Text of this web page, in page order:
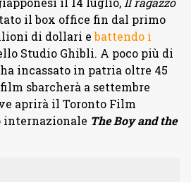
il box office fin dal primo
di dollari ebattendo i
Studio Ghibli. A poco più di
incassato in patria oltre 45
sbarcherà a settembre
aprirà il Toronto Film
The Boy and the